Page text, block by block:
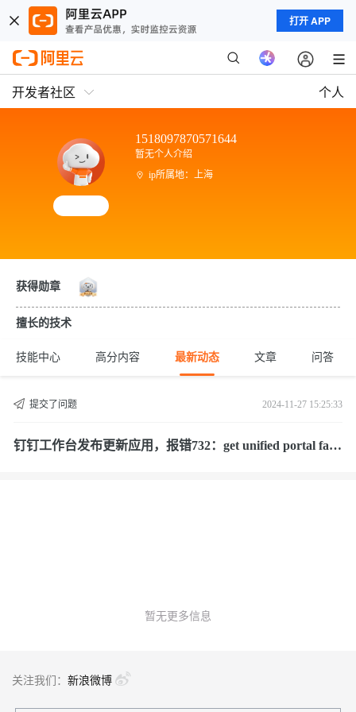
打开 APP
开发者社区 个人
1518097870571644
暂无个人介绍
ip所属地：上海
获得勋章
擅长的技术
技能中心 高分内容 最新动态 文章 问答
提交了问题 2024-11-27 15:25:33
钉钉工作台发布更新应用，报错732：get unified portal fai
暂无更多信息
关注我们： 新浪微博